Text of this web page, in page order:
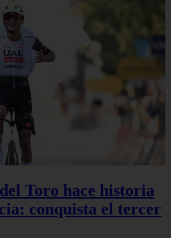
Toro hace historia
conquista el tercer